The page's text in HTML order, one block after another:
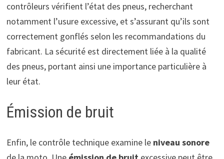
contrôleurs vérifient l’état des pneus, recherchant
notamment l’usure excessive, et s’assurant qu’ils sont
correctement gonflés selon les recommandations du
fabricant. La sécurité est directement liée à la qualité
des pneus, portant ainsi une importance particulière à
leur état.
Émission de bruit
Enfin, le contrôle technique examine le niveau sonore